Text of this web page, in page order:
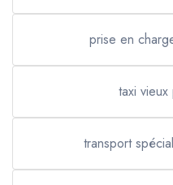
prise en
taxi
transport